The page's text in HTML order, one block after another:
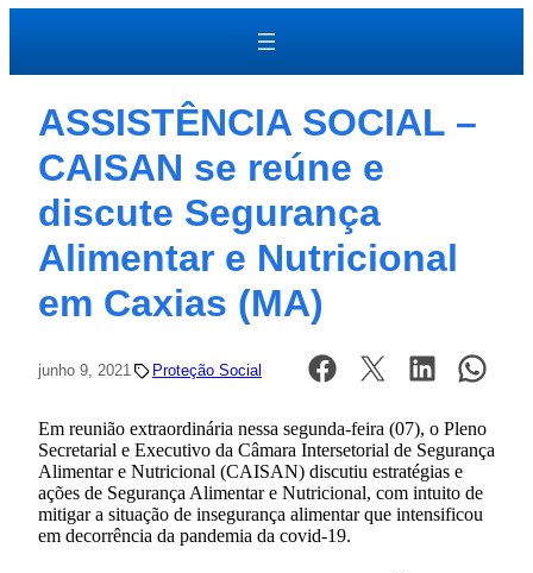
u
a
ASSISTÊNCIA SOCIAL –
CAISAN se reúne e
discute Segurança
Alimentar e Nutricional
em Caxias (MA)
junho 9, 2021 Proteção Social
Em reunião extraordinária nessa segunda-feira (07), o Pleno
Secretarial e Executivo da Câmara Intersetorial de Segurança
Alimentar e Nutricional (CAISAN) discutiu estratégias e
ações de Segurança Alimentar e Nutricional, com intuito de
mitigar a situação de insegurança alimentar que intensificou
em decorrência da pandemia da covid-19.